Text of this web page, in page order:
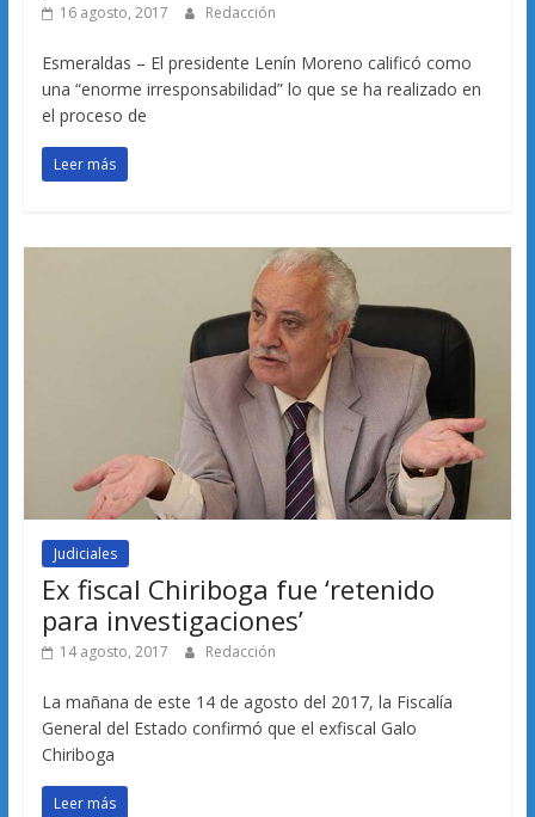
16 agosto, 2017 Redacción
Esmeraldas – El presidente Lenín Moreno calificó como
una “enorme irresponsabilidad” lo que se ha realizado en
el proceso de
Leer más
Judiciales
Ex fiscal Chiriboga fue ‘retenido
para investigaciones’
14 agosto, 2017 Redacción
La mañana de este 14 de agosto del 2017, la Fiscalía
General del Estado confirmó que el exfiscal Galo
Chiriboga
Leer más